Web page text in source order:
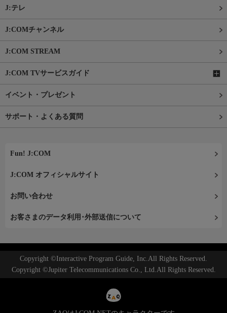
J:テレ
J:COMチャンネル
J:COM STREAM
J:COM TVサービスガイド
イベント・プレゼント
サポート・よくある質問
Fun! J:COM
J:COM オフィシャルサイト
お問い合わせ
お客さまのデータ利用･外部送信について
Copyright ©Interactive Program Guide, Inc.All Rights Reserved.
Copyright ©Jupiter Telecommunications Co., Ltd.All Rights Reserved.